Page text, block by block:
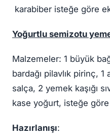
karabiber isteğe göre
Yoğurtlu semizotu
Malzemeler: 1 büyük
bardağı pilavlık pirinç, 1
salça, 2 yemek kaşığı
kase yoğurt, isteğe
Hazırlanışı: